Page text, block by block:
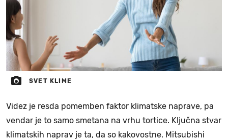
SVET KLIME
Videz je resda pomemben faktor klimatske naprave, pa
vendar je to samo smetana na vrhu tortice. Ključna stvar
klimatskih naprav je ta, da so kakovostne. Mitsubishi